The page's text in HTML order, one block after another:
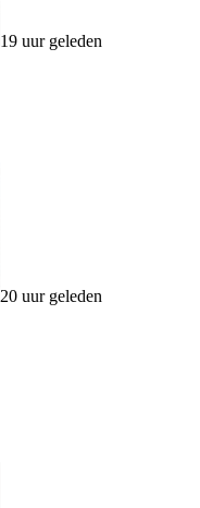
19 uur geleden
20 uur geleden